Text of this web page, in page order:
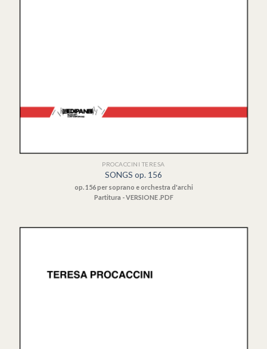
PROCACCINI TERESA
SONGS op. 156
op. 156 per soprano e orchestra d'archi
Partitura - VERSIONE .PDF